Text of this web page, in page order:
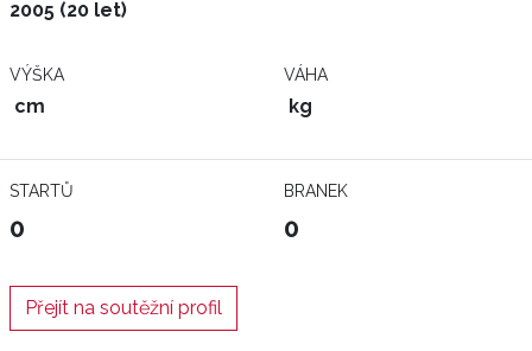
2005 (20 let)
VÝŠKA
cm
VÁHA
kg
STARTŮ
0
BRANEK
0
Přejít na soutěžní profil